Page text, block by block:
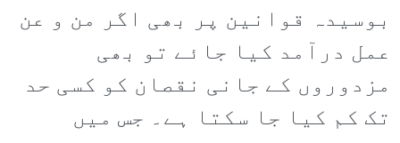
بوسیدہ قوانین پر بھی اگر من و عن
عمل درآمد کیا جائے تو بھی
مزدوروں کے جانی نقصان کو کسی حد
تک کم کیا جا سکتا ہے۔ جس میں